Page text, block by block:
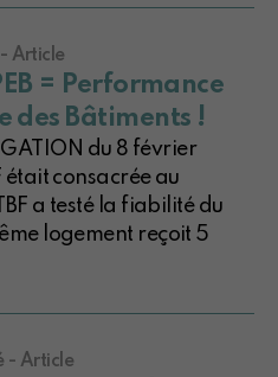
Article
= Performance
des Bâtiments !
du 8 février
était consacrée au
a testé la fiabilité du
logement reçoit 5
- Article